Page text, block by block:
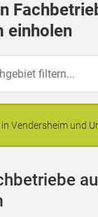
einholen
Vendersheim und